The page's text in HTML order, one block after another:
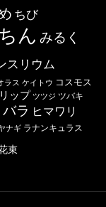
ちび
ん みるく
スリウム
ラス ケイトウ コスモス
ップ ツツジ ツバキ
バラ ヒマワリ
ナギ ラナンキュラス
束